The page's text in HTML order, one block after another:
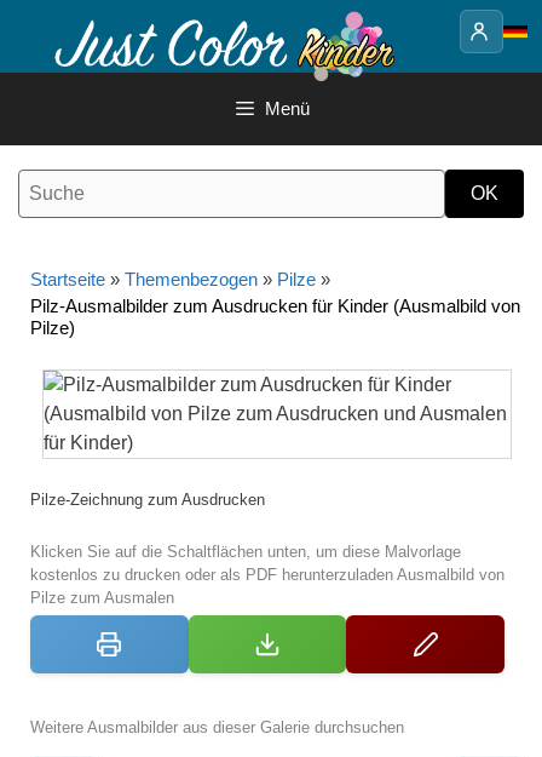
Inhalt
Menü
Startseite » Themenbezogen » Pilze »
Pilz-Ausmalbilder zum Ausdrucken für Kinder (Ausmalbild von
Pilze)
Pilze-Zeichnung zum Ausdrucken
Klicken Sie auf die Schaltflächen unten, um diese Malvorlage
kostenlos zu drucken oder als PDF herunterzuladen Ausmalbild von
Pilze zum Ausmalen
Weitere Ausmalbilder aus dieser Galerie durchsuchen